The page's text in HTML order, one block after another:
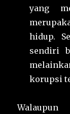
yang
hidup.
sendiri
korupsi